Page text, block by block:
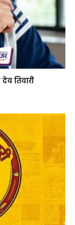
तिवारी